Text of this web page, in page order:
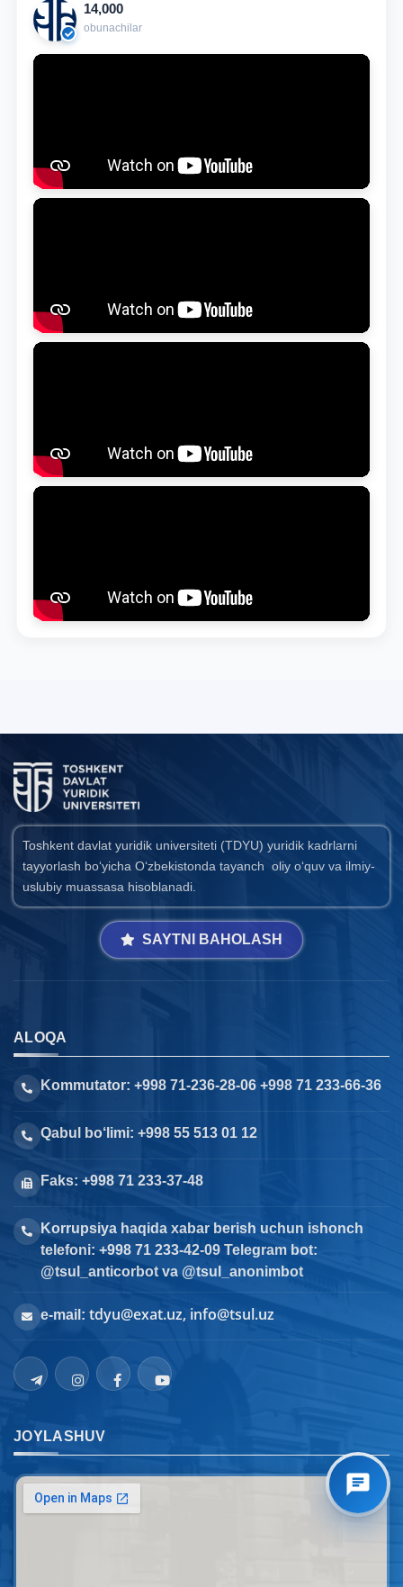
14,000
obunachilar
Toshkent davlat yuridik universiteti (TDYU) yuridik kadrlarni
tayyorlash bo‘yicha O‘zbekistonda tayanch oliy o‘quv va ilmiy-
uslubiy muassasa hisoblanadi.
SAYTNI BAHOLASH
ALOQA
Kommutator: +998 71-236-28-06 +998 71 233-66-36
Qabul bo‘limi: +998 55 513 01 12
Faks: +998 71 233-37-48
Korrupsiya haqida xabar berish uchun ishonch
telefoni: +998 71 233-42-09 Telegram bot:
@tsul_anticorbot va @tsul_anonimbot
e-mail: tdyu@exat.uz, info@tsul.uz
JOYLASHUV